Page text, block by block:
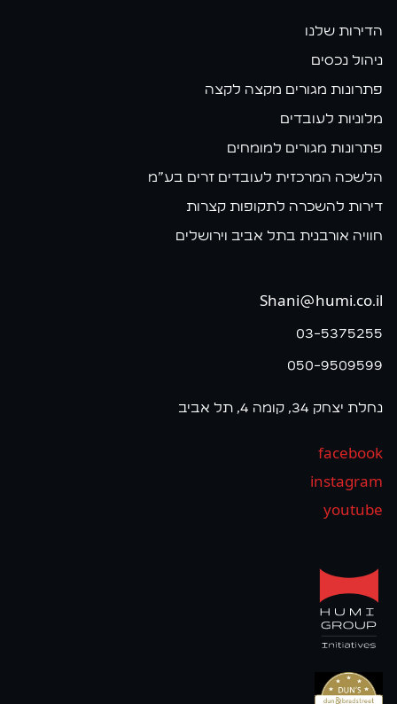
הדירות שלנו
ניהול נכסים
פתרונות מגורים מקצה לקצה
מלוניות לעובדים
פתרונות מגורים למומחים
הלשכה המרכזית לעובדים זרים בע״מ
דירות להשכרה לתקופות קצרות
חוויה אורבנית בתל אביב וירושלים
Shani@humi.co.il
03-5375255
050-9509599
נחלת יצחק 34, קומה 4, תל אביב
facebook
instagram
youtube